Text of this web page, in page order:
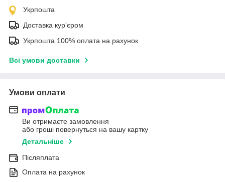
Укрпошта
Доставка кур'єром
Укрпошта 100% оплата на рахунок
Всі умови доставки
Умови оплати
Ви отримаєте замовлення
або гроші повернуться на вашу картку
Детальніше
Післяплата
Оплата на рахунок